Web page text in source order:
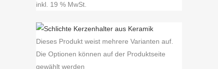
inkl. 19 % MwSt.
Dieses Produkt weist mehrere Varianten auf.
Die Optionen können auf der Produktseite
gewählt werden